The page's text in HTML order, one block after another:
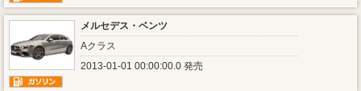
メルセデス・ベンツ
Aクラス
2013-01-01 00:00:00.0 発売